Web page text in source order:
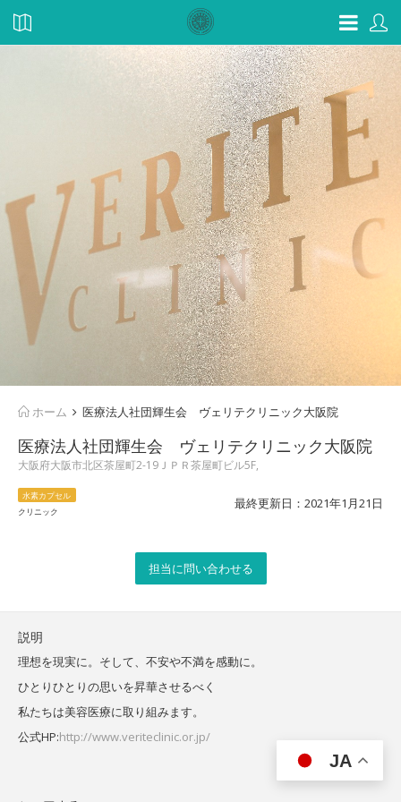
ホーム 医療法人社団輝生会 ヴェリテクリニック大阪院
医療法人社団輝生会 ヴェリテクリニック大阪院
大阪府大阪市北区茶屋町2-19ＪＰＲ茶屋町ビル5F,
水素カプセル
クリニック
最終更新日：2021年1月21日
担当に問い合わせる
説明
理想を現実に。そして、不安や不満を感動に。
ひとりひとりの思いを昇華させるべく
私たちは美容医療に取り組みます。
公式HP:http://www.veriteclinic.or.jp/
JA